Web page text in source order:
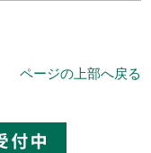
ページの上部へ戻る